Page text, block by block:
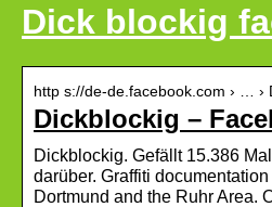
Dick blockig
http s://de-de.facebook.com › … ›
Dickblockig –
Dickblockig. Gefällt 15.386
darüber. Graffiti
Dortmund and the Ruhr Area.